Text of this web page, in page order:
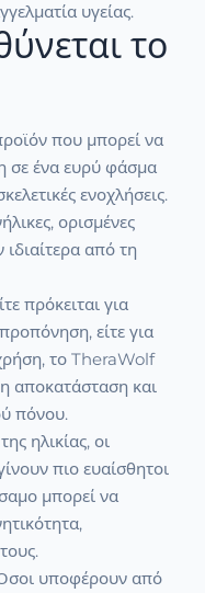
υγείας.
το
που μπορεί να
σε ένα ευρύ φάσμα
ενοχλήσεις.
ορισμένες
από τη
πρόκειται για
είτε για
το TheraWolf
αποκατάσταση και
πόνου.
ηλικίας, οι
πιο ευαίσθητοι
μπορεί να
υποφέρουν από